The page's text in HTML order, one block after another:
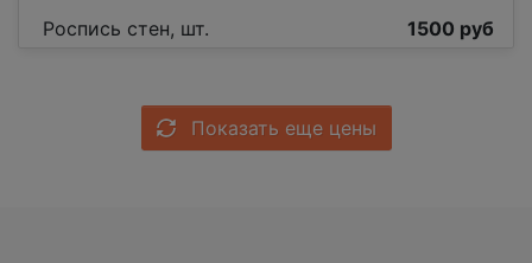
Роспись стен, шт. 1500 руб
Показать еще цены